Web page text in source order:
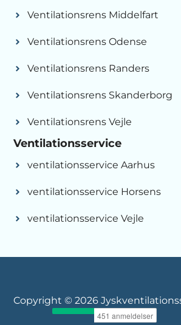
Ventilationsrens Middelfart
Ventilationsrens Odense
Ventilationsrens Randers
Ventilationsrens Skanderborg
Ventilationsrens Vejle
Ventilationsservice
ventilationsservice Aarhus
ventilationsservice Horsens
ventilationsservice Vejle
Copyright © 2026